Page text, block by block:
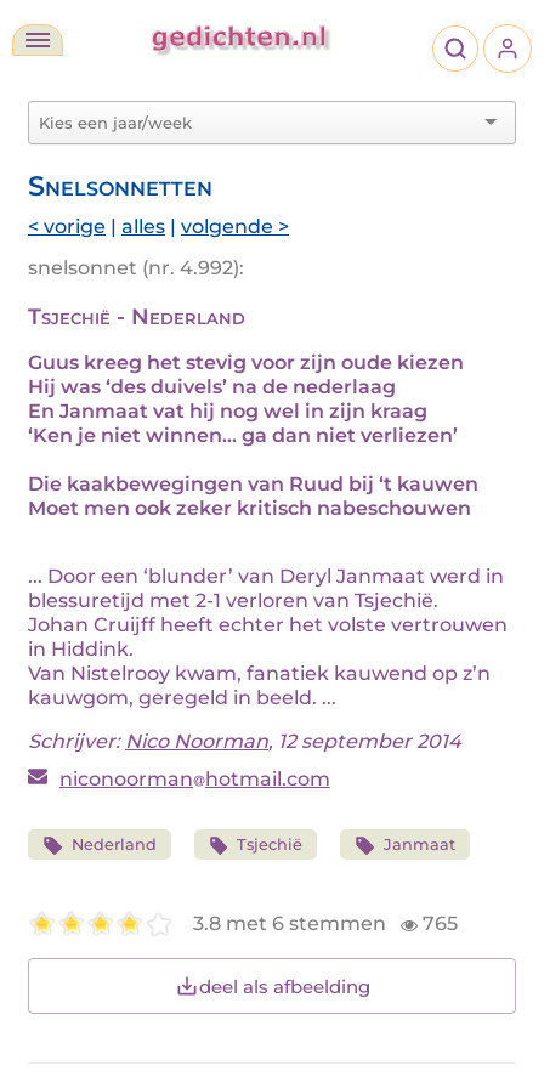
Snelsonnetten
< vorige | alles | volgende >
snelsonnet (nr. 4.992):
Tsjechië - Nederland
Guus kreeg het stevig voor zijn oude kiezen
Hij was ‘des duivels’ na de nederlaag
En Janmaat vat hij nog wel in zijn kraag
‘Ken je niet winnen… ga dan niet verliezen’
Die kaakbewegingen van Ruud bij ‘t kauwen
Moet men ook zeker kritisch nabeschouwen
... Door een ‘blunder’ van Deryl Janmaat werd in
blessuretijd met 2-1 verloren van Tsjechië.
Johan Cruijff heeft echter het volste vertrouwen
in Hiddink.
Van Nistelrooy kwam, fanatiek kauwend op z’n
kauwgom, geregeld in beeld. ...
Schrijver: Nico Noorman, 12 september 2014
niconoorman hotmail.com
Nederland Tsjechië Janmaat
3.8 met 6 stemmen 765
deel als afbeelding